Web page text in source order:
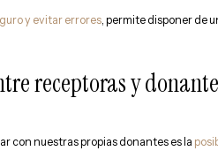
y evitar errores , permite disponer de
receptoras y
con nuestras propias donantes es la